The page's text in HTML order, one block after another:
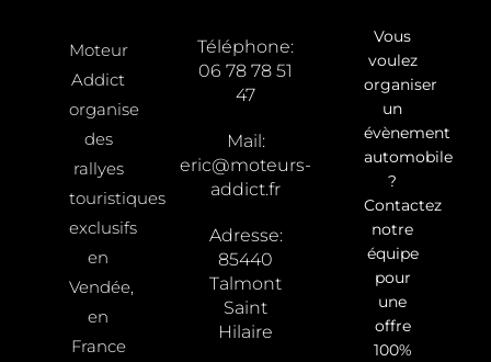
Moteur
Addict
organise
des
rallyes
touristiques
exclusifs
en
Vendée,
en
France
Téléphone:
06 78 78 51
47
Mail:
eric@moteurs-
addict.fr
Adresse:
85440
Talmont
Saint
Hilaire
Vous
voulez
organiser
un
évènement
automobile
?
Contactez
notre
équipe
pour
une
offre
100%